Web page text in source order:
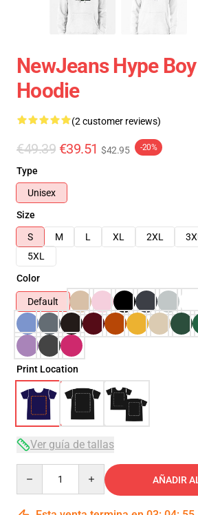
NewJeans Hype
Hoodie
(2 customer reviews)
€49.39 €39.51 $42.95 -20%
Type
Unisex
Size
S
M L XL 2XL
5XL
Color
Default
Print Location
Ver guía de tallas
AÑADIR